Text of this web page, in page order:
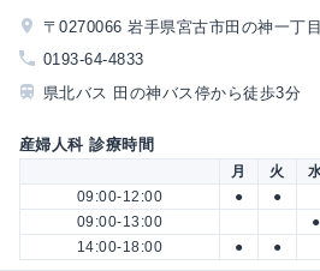
〒0270066 岩手県宮古市田の神一丁
0193-64-4833
県北バス 田の神バス停から徒歩3分
産婦人科 診療時間
月 火
09:00-12:00
● ●
09:00-13:00
●
14:00-18:00
● ●